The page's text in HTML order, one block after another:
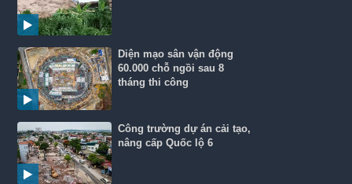
Diện mạo sân vận động
60.000 chỗ ngồi sau 8
tháng thi công
Công trường dự án cải tạo,
nâng cấp Quốc lộ 6